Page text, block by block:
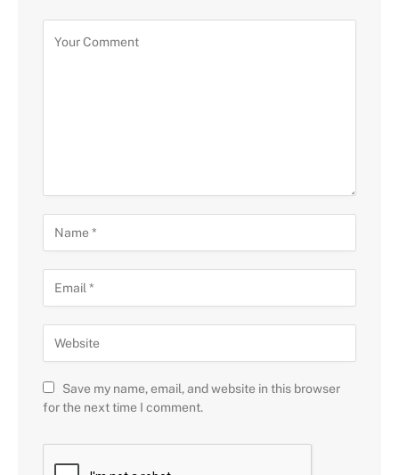
Save my name, email, and website in this browser
for the next time I comment.